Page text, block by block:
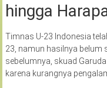
hingga
Timnas U-23 Indonesia
23, namun hasilnya belum
sebelumnya, skuad
karena kurangnya